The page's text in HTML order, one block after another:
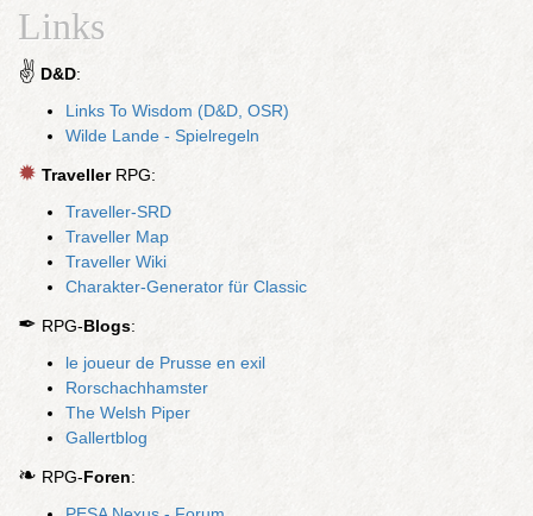
Links
✌ D&D:
Links To Wisdom (D&D, OSR)
Wilde Lande - Spielregeln
✹ TravellerRPG:
Traveller-SRD
Traveller Map
Traveller Wiki
Charakter-Generator für Classic
✒ RPG-Blogs:
le joueur de Prusse en exil
Rorschachhamster
The Welsh Piper
Gallertblog
❧ RPG-Foren: